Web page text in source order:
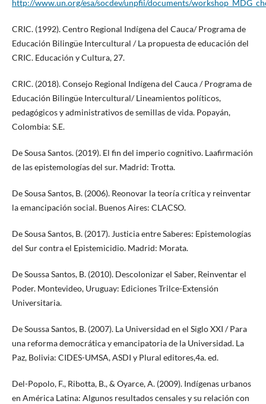
http://www.un.org/esa/socdev/unpfii/documents/
CRIC. (1992). Centro Regional Indígena del Cauca/ Programa de
Educación Bilingüe Intercultural / La propuesta de educación del
CRIC. Educación y Cultura, 27.
CRIC. (2018). Consejo Regional Indígena del Cauca / Programa de
Educación Bilingüe Intercultural/ Lineamientos políticos,
pedagógicos y administrativos de semillas de vida. Popayán,
Colombia: S.E.
De Sousa Santos. (2019). El fin del imperio cognitivo. Laafirmación
de las epistemologías del sur. Madrid: Trotta.
De Sousa Santos, B. (2006). Reonovar la teoría crítica y reinventar
la emancipación social. Buenos Aires: CLACSO.
De Sousa Santos, B. (2017). Justicia entre Saberes: Epistemologías
del Sur contra el Epistemicidio. Madrid: Morata.
De Soussa Santos, B. (2010). Descolonizar el Saber, Reinventar el
Poder. Montevideo, Uruguay: Ediciones Trilce-Extensión
Universitaria.
De Soussa Santos, B. (2007). La Universidad en el Siglo XXI / Para
una reforma democrática y emancipatoria de la Universidad. La
Paz, Bolivia: CIDES-UMSA, ASDI y Plural editores,4a. ed.
Del-Popolo, F., Ribotta, B., & Oyarce, A. (2009). Indígenas urbanos
en América Latina: Algunos resultados censales y su relación con